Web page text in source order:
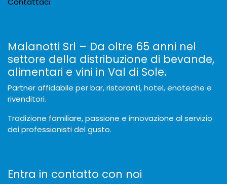
Malanotti Srl – Da oltre 65 anni nel
settore della distribuzione di bevande,
alimentari e vini in Val di Sole.
Partner affidabile per bar, ristoranti, hotel, enoteche e
rivenditori.
Tradizione familiare, passione e innovazione al servizio
dei professionisti del gusto.
Entra in contatto con noi